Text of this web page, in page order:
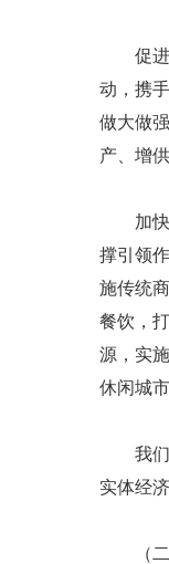
促进工
动，携
做大做
产、增
加快发
撑引领
施传统
餐饮，
源，实
休闲城市
我们要
实体经
（二